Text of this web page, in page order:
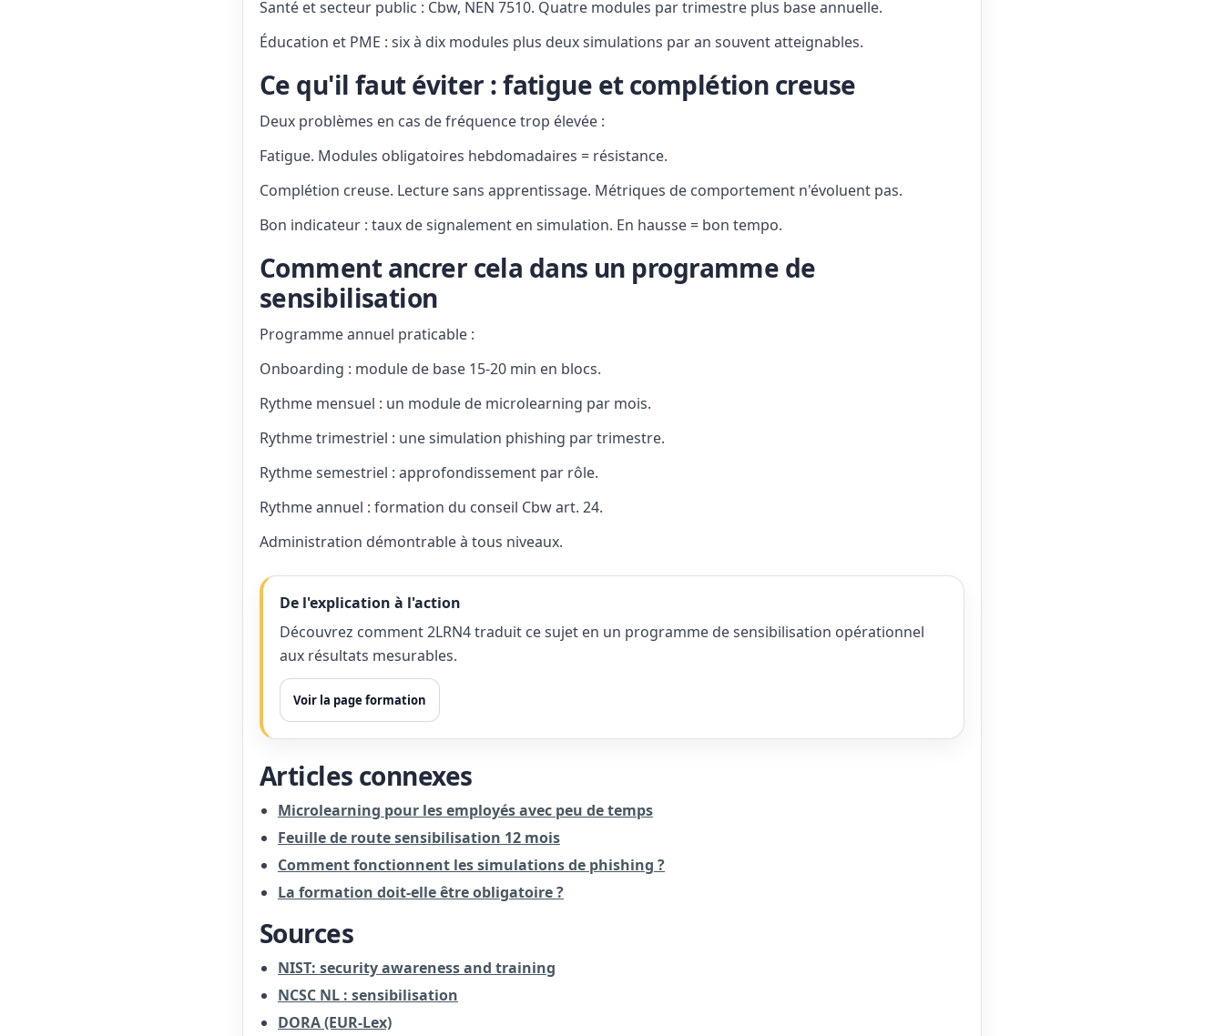
Santé et secteur public : Cbw, NEN 7510. Quatre modules par trimestre plus base annuelle.
Éducation et PME : six à dix modules plus deux simulations par an souvent atteignables.
Ce qu'il faut éviter : fatigue et complétion creuse
Deux problèmes en cas de fréquence trop élevée :
Fatigue. Modules obligatoires hebdomadaires = résistance.
Complétion creuse. Lecture sans apprentissage. Métriques de comportement n'évoluent pas.
Bon indicateur : taux de signalement en simulation. En hausse = bon tempo.
Comment ancrer cela dans un programme de
sensibilisation
Programme annuel praticable :
Onboarding : module de base 15-20 min en blocs.
Rythme mensuel : un module de microlearning par mois.
Rythme trimestriel : une simulation phishing par trimestre.
Rythme semestriel : approfondissement par rôle.
Rythme annuel : formation du conseil Cbw art. 24.
Administration démontrable à tous niveaux.
De l'explication à l'action
Découvrez comment 2LRN4 traduit ce sujet en un programme de sensibilisation opérationnel
aux résultats mesurables.
Voir la page formation
Articles connexes
Microlearning pour les employés avec peu de temps
Feuille de route sensibilisation 12 mois
Comment fonctionnent les simulations de phishing ?
La formation doit-elle être obligatoire ?
Sources
NIST: security awareness and training
NCSC NL : sensibilisation
DORA (EUR-Lex)